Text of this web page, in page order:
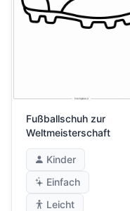
Fußballschuh zur
Weltmeisterschaft
Kinder
Einfach
Leicht